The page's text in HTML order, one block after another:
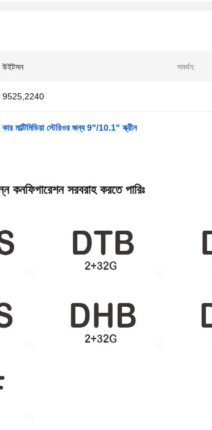
উইটসন সমর্থন:
9525,2240
স্টেরিওর জন্য 9"/10.1" স্ক্রীন
কনফিগারেশন সরবরাহ করতে পারিঃ